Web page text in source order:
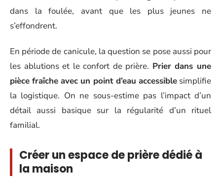
dans la foulée, avant que les plus jeunes ne
s’effondrent.
En période de canicule, la question se pose aussi pour
les ablutions et le confort de prière. Prier dans une
pièce fraîche avec un point d’eau accessiblesimplifie
la logistique. On ne sous-estime pas l’impact d’un
détail aussi basique sur la régularité d’un rituel
familial.
Créer un espace de prière dédié à
la maison